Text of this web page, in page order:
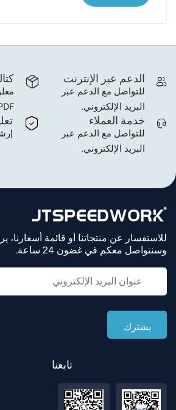
الدعم عبر الإنترنت
للتواصل مع الدعم عبر
البريد الإلكتروني.
خدمة العملاء
للتواصل مع الدعم عبر
البريد الإلكتروني.
للاستفسار عن منتجاتنا أو قائمة أسعارنا،
وسنتواصل معكم في غضون 24 ساعة.
تابعنا